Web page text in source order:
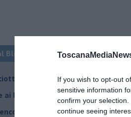
If you wish to opt-out
sensitive information
confirm your
continue seeing
Blog “Pagine allegre” di Gianni
Ensemble: ovunque e per tutti
ai lacci
telefonico